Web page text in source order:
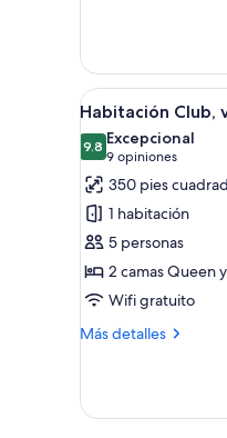
sofá
cama
Club,
cama
King
size
sofá
cama
Abrir
todas
las
fotos
de
Habitación
Club,
varias
camas
6
Habitación Club,
9.89.8 de 10
Excepcional
9 opiniones
(9
opiniones)
350 pies
1 habitación
5 personas
2 camas Queen
Wifi gratuito
Más detalles
Más
Club,